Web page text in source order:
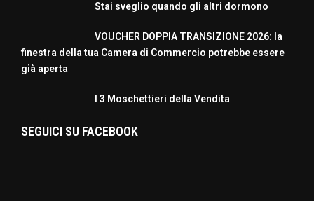
Stai sveglio quando gli altri dormono
VOUCHER DOPPIA TRANSIZIONE 2026: la
finestra della tua Camera di Commercio potrebbe essere
già aperta
I 3 Moschettieri della Vendita
SEGUICI SU FACEBOOK